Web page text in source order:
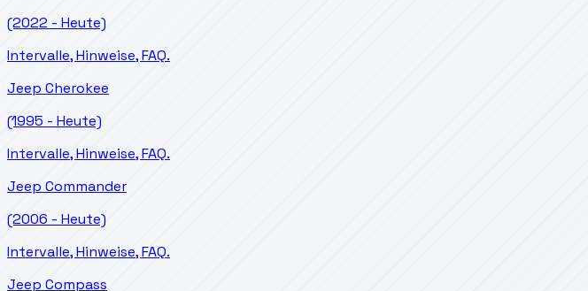
(2022 - Heute)
Intervalle, Hinweise, FAQ.
Jeep Cherokee
(1995 - Heute)
Intervalle, Hinweise, FAQ.
Jeep Commander
(2006 - Heute)
Intervalle, Hinweise, FAQ.
Jeep Compass